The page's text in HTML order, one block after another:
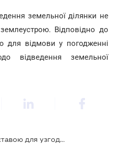
земельної ділянки не
землеустрою. Відповідно до
для відмови у погодженні
відведення земельної
Забудова на ділянці не є підставою для узгодження проекту земельної ділянки - ВС